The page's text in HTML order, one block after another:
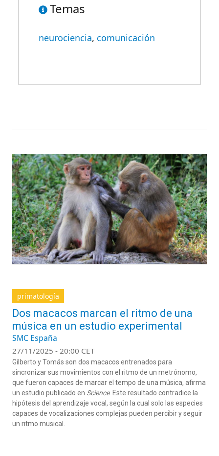
Temas
neurociencia, comunicación
primatología
Dos macacos marcan el ritmo de una
música en un estudio experimental
SMC España
27/11/2025 - 20:00 CET
Gilberto y Tomás son dos macacos entrenados para
sincronizar sus movimientos con el ritmo de un metrónomo,
que fueron capaces de marcar el tempo de una música, afirma
un estudio publicado en Science. Este resultado contradice la
hipótesis del aprendizaje vocal, según la cual solo las especies
capaces de vocalizaciones complejas pueden percibir y seguir
un ritmo musical.